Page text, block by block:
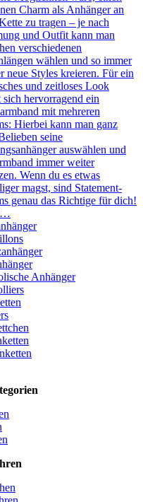
Charm als Anhänger an
zu tragen – je nach
und Outfit kann man
verschiedenen
wählen und so immer
neue Styles kreieren. Für ein
und zeitloses Look
sich hervorragend ein
mit mehreren
Hierbei kann man ganz
seine
auswählen und
immer weiter
Wenn du es etwas
magst, sind Statement-
genau das Richtige für dich!
Anhänger